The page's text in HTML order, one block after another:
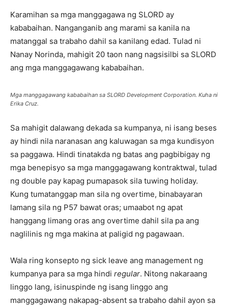
Karamihan sa mga manggagawa ng SLORD ay
kababaihan. Nanganganib ang marami sa kanila na
matanggal sa trabaho dahil sa kanilang edad. Tulad ni
Nanay Norinda, mahigit 20 taon nang nagsisilbi sa SLORD
ang mga manggagawang kababaihan.
Mga manggagawang kababaihan sa SLORD Development Corporation. Kuha ni
Erika Cruz.
Sa mahigit dalawang dekada sa kumpanya, ni isang beses
ay hindi nila naranasan ang kaluwagan sa mga kundisyon
sa paggawa. Hindi tinatakda ng batas ang pagbibigay ng
mga benepisyo sa mga manggagawang kontraktwal, tulad
ng double pay kapag pumapasok sila tuwing holiday.
Kung tumatanggap man sila ng overtime, binabayaran
lamang sila ng P57 bawat oras; umaabot ng apat
hanggang limang oras ang overtime dahil sila pa ang
naglilinis ng mga makina at paligid ng pagawaan.
Wala ring konsepto ng sick leave ang management ng
kumpanya para sa mga hindi regular. Nitong nakaraang
linggo lang, isinuspinde ng isang linggo ang
manggagawang nakapag-absent sa trabaho dahil ayon sa